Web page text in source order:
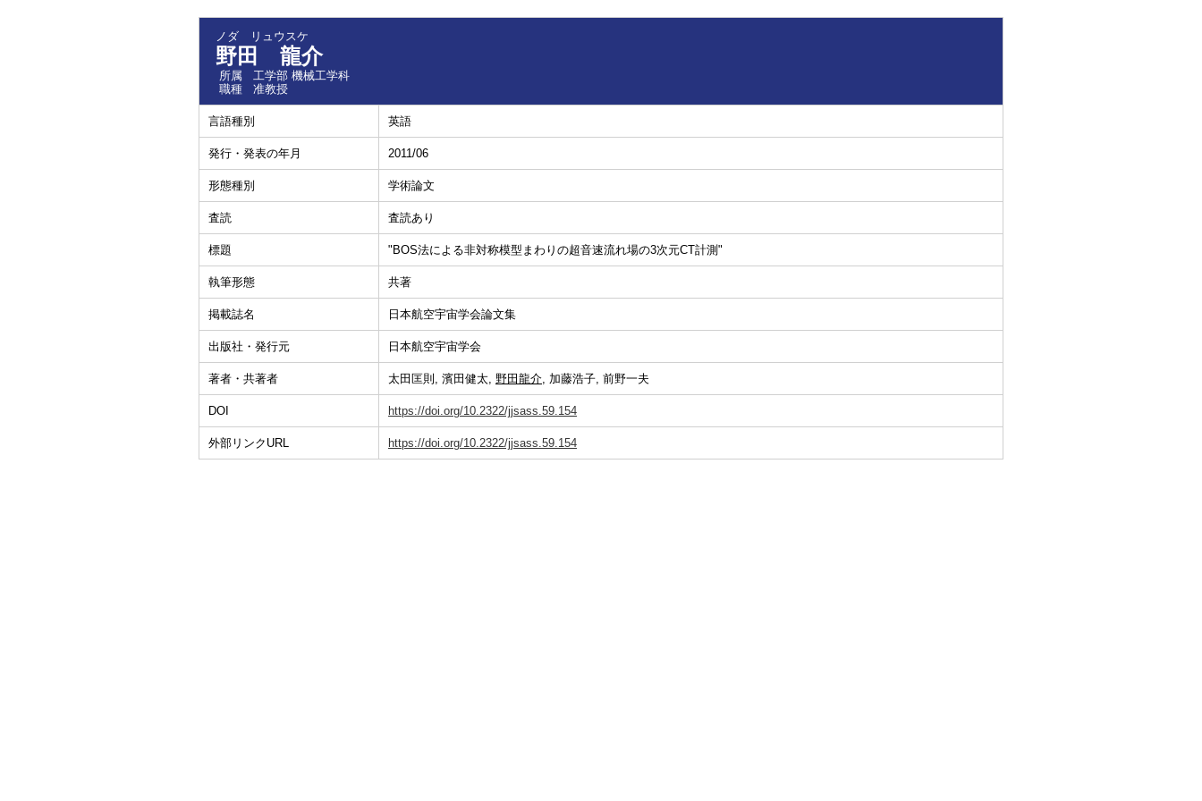
ノダ リュウスケ
野田 龍介
所属
工学部 機械工学科
職種
准教授
言語種別 英語
発行・発表の年月 2011/06
形態種別 学術論文
査読 査読あり
標題 "BOS法による非対称模型まわりの超音速流れ場の3次元CT計測"
執筆形態 共著
掲載誌名 日本航空宇宙学会論文集
出版社・発行元 日本航空宇宙学会
著者・共著者 太田匡則, 濱田健太, 野田龍介, 加藤浩子, 前野一夫
DOI https://doi.org/10.2322/jjsass.59.154
外部リンクURL https://doi.org/10.2322/jjsass.59.154